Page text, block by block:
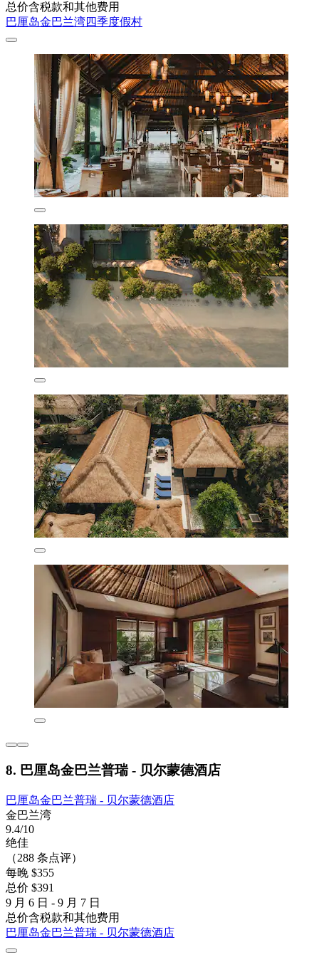
总价含税款和其他费用
巴厘岛金巴兰湾四季度假村
8. 巴厘岛金巴兰普瑞 - 贝尔蒙德酒店
巴厘岛金巴兰普瑞 - 贝尔蒙德酒店
金巴兰湾
9.4/10
绝佳
（288 条点评）
每晚 $355
总价 $391
9 月 6 日 - 9 月 7 日
总价含税款和其他费用
巴厘岛金巴兰普瑞 - 贝尔蒙德酒店